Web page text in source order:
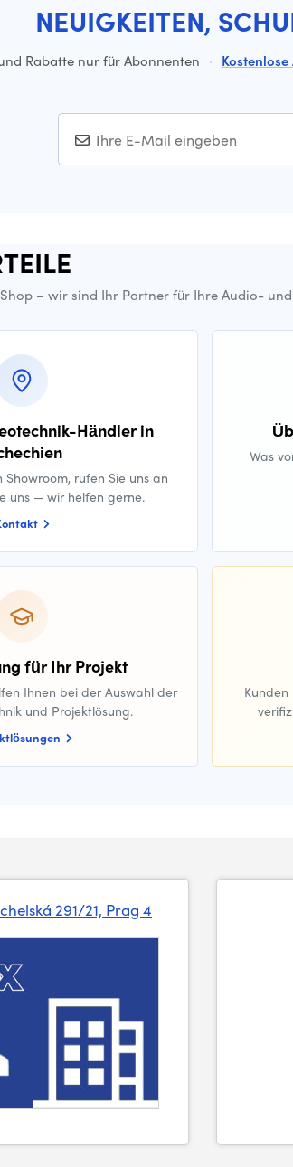
NEUIGKEITEN,
Rabatte nur für Abonnenten ·
– wir sind Ihr Partner für Ihre Audio-
Händler in
Showroom, rufen Sie uns an
uns — wir helfen gerne.
Was
für Ihr Projekt
Ihnen bei der Auswahl der
und Projektlösung.
291/21, Prag 4